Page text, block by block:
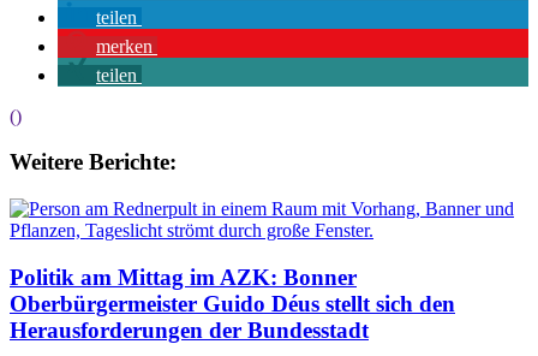
teilen
merken
teilen
()
Weitere Berichte:
Politik am Mittag im AZK: Bonner
Oberbürgermeister Guido Déus stellt sich den
Herausforderungen der Bundesstadt